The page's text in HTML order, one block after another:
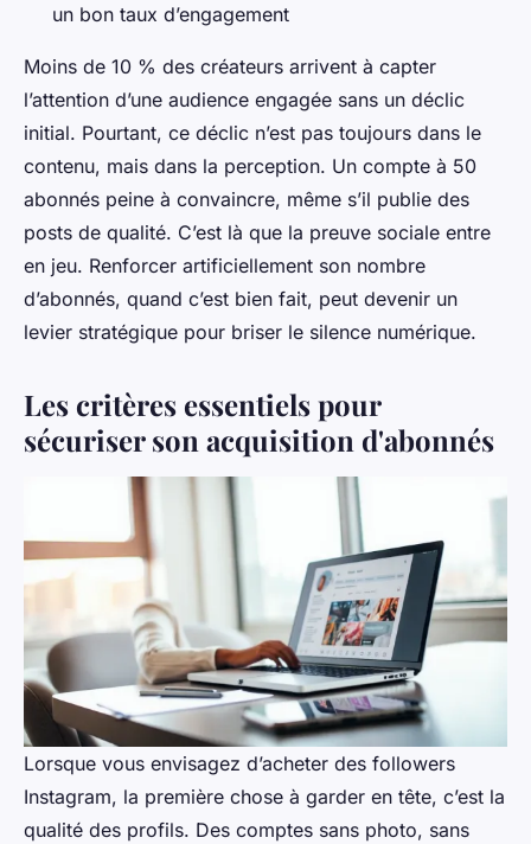
un bon taux d’engagement
Moins de 10 % des créateurs arrivent à capter
l’attention d’une audience engagée sans un déclic
initial. Pourtant, ce déclic n’est pas toujours dans le
contenu, mais dans la perception. Un compte à 50
abonnés peine à convaincre, même s’il publie des
posts de qualité. C’est là que la preuve sociale entre
en jeu. Renforcer artificiellement son nombre
d’abonnés, quand c’est bien fait, peut devenir un
levier stratégique pour briser le silence numérique.
Les critères essentiels pour
sécuriser son acquisition d'abonnés
Lorsque vous envisagez d’acheter des followers
Instagram, la première chose à garder en tête, c’est la
qualité des profils. Des comptes sans photo, sans